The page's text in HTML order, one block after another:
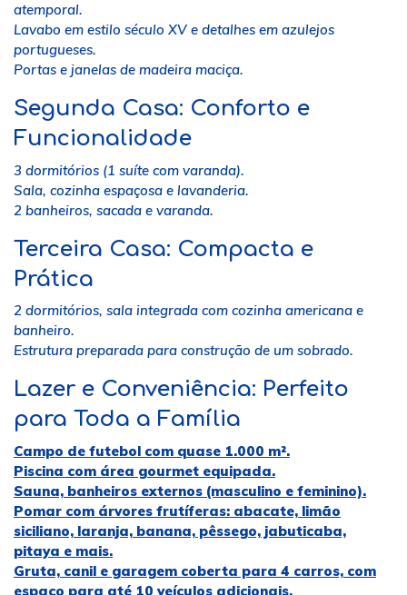
atemporal.
Lavabo em estilo século XV e detalhes em azulejos
portugueses.
Portas e janelas de madeira maciça.
Segunda Casa: Conforto e
Funcionalidade
3 dormitórios (1 suíte com varanda).
Sala, cozinha espaçosa e lavanderia.
2 banheiros, sacada e varanda.
Terceira Casa: Compacta e
Prática
2 dormitórios, sala integrada com cozinha americana e
banheiro.
Estrutura preparada para construção de um sobrado.
Lazer e Conveniência: Perfeito
para Toda a Família
Campo de futebol com quase 1.000 m².
Piscina com área gourmet equipada.
Sauna, banheiros externos (masculino e feminino).
Pomar com árvores frutíferas: abacate, limão
siciliano, laranja, banana, pêssego, jabuticaba,
pitaya e mais.
Gruta, canil e garagem coberta para 4 carros, com
espaço para até 10 veículos adicionais.